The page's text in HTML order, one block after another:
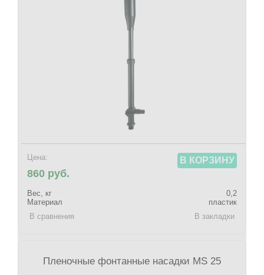
Цена:
860 руб.
В КОРЗИНУ
Вес, кг
0,2
Материал
пластик
В сравнения
В закладки
Пленочные фонтанные насадки MS 25